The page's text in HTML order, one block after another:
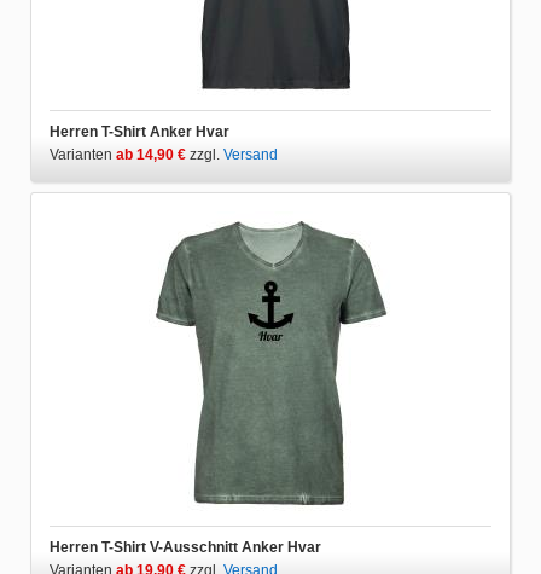
Herren T-Shirt Anker Hvar
Varianten ab 14,90 € zzgl. Versand
Herren T-Shirt V-Ausschnitt Anker Hvar
Varianten ab 19,90 € zzgl. Versand